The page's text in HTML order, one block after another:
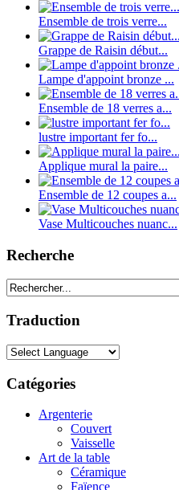
Ensemble de trois verre...
Grappe de Raisin début...
Lampe d'appoint bronze ...
Ensemble de 18 verres a...
lustre important fer fo...
Applique mural la paire...
Ensemble de 12 coupes a...
Vase Multicouches nuanc...
Recherche
Traduction
Catégories
Argenterie
Couvert
Vaisselle
Art de la table
Céramique
Faïence